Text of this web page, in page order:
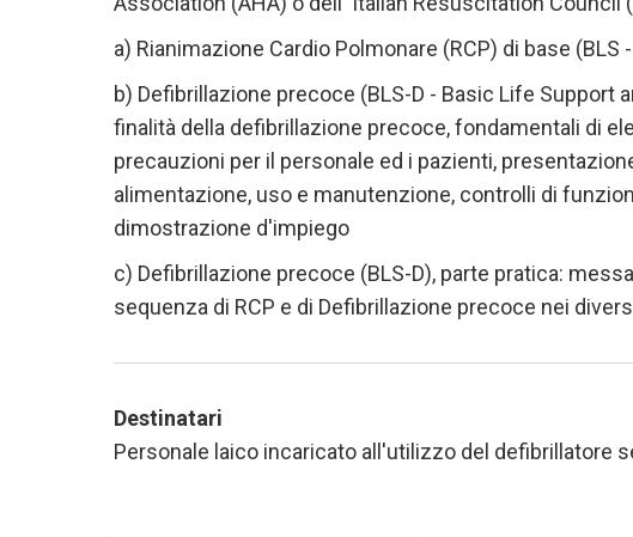
a) Rianimazione Cardio Polmonare (RCP) di base (BLS
b) Defibrillazione precoce (BLS-D - Basic Life Support
finalità della defibrillazione precoce, fondamentali di
precauzioni per il personale ed i pazienti,
alimentazione, uso e manutenzione, controlli di
dimostrazione d'impiego
c) Defibrillazione precoce (BLS-D), parte pratica:
sequenza di RCP e di Defibrillazione precoce nei
Destinatari
Personale laico incaricato all'utilizzo del defibrillatore